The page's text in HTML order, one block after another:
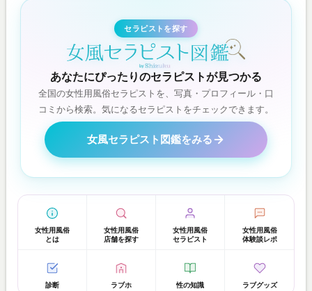
セラピストを探す
あなたにぴったりのセラピストが見つかる
全国の女性用風俗セラピストを、写真・プロフィール・口
コミから検索。気になるセラピストをチェックできます。
女風セラピスト図鑑をみる
女性用風俗
とは
女性用風俗
店舗を探す
女性用風俗
セラピスト
女性用風俗
体験談レポ
診断 ラブホ 性の知識 ラブグッズ